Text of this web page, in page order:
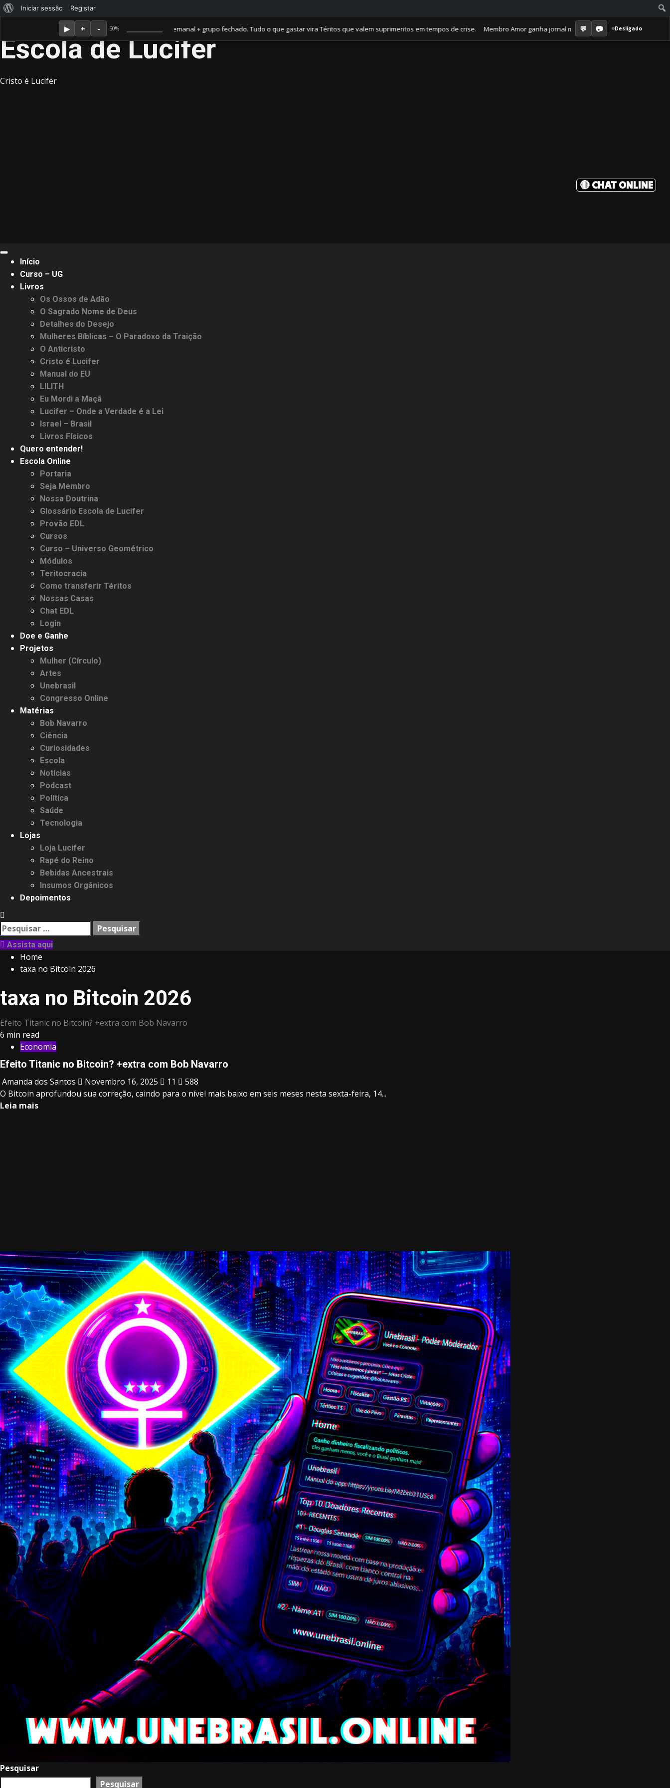
50%
Membro Amor ganha jornal mensal + aula semanal + grupo fechado. Tudo o que gastar vira Téritos que valem suprimentos em tempos de crise. Membro Amor ganha jornal mensal + aula semanal + grupo
Desligado
Sobre
WordPress
Iniciar sessão Registar
content
Escola de Lucifer
Cristo é Lucifer
🔴 CHAT ONLINE
Primary
Menu
Início
Curso – UG
Livros
Os Ossos de Adão
O Sagrado Nome de Deus
Detalhes do Desejo
Mulheres Bíblicas – O Paradoxo da Traição
O Anticristo
Cristo é Lucifer
Manual do EU
LILITH
Eu Mordi a Maçã
Lucifer – Onde a Verdade é a Lei
Israel – Brasil
Livros Físicos
Quero entender!
Escola Online
Portaria
Seja Membro
Nossa Doutrina
Glossário Escola de Lucifer
Provão EDL
Cursos
Curso – Universo Geométrico
Módulos
Teritocracia
Como transferir Téritos
Nossas Casas
Chat EDL
Login
Doe e Ganhe
Projetos
Mulher (Círculo)
Artes
Unebrasil
Congresso Online
Matérias
Bob Navarro
Ciência
Curiosidades
Escola
Notícias
Podcast
Política
Saúde
Tecnologia
Lojas
Loja Lucifer
Rapé do Reino
Bebidas Ancestrais
Insumos Orgânicos
Depoimentos
Pesquisar
por:
Assista aqui
Home
taxa no Bitcoin 2026
taxa no Bitcoin 2026
Efeito Titanic no Bitcoin? +extra com Bob Navarro
6 min read
Economia
Efeito Titanic no Bitcoin? +extra com Bob Navarro
Amanda dos Santos Novembro 16, 2025 11
588
O Bitcoin aprofundou sua correção, caindo para o nível mais baixo em seis meses nesta sexta-feira, 14...
Leia mais
Pesquisar
Pesquisar